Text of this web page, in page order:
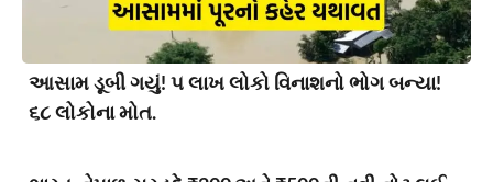
આસામ ડૂબી ગયું! ૫ લાખ લોકો વિનાશનો ભોગ બન્યા!
૬૮ લોકોના મોત.